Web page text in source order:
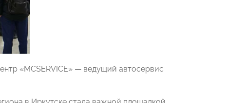
«MCSERVICE» — ведущий автосервис